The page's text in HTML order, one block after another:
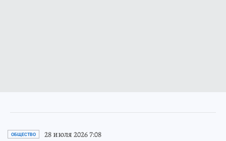
ОБЩЕСТВО 28 июля 2026 7:08